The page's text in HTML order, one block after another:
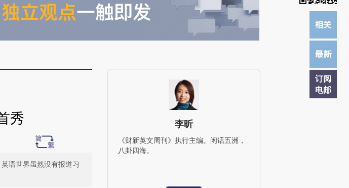
订阅
电邮
秀
语世界虽然没有报道习
李昕
《财新英文周刊》执行主编。闲话五洲，
八卦四海。